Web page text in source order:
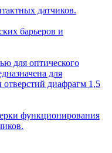
датчиков.
барьеров и
для оптического
для
диафрагм 1,5
функционирования